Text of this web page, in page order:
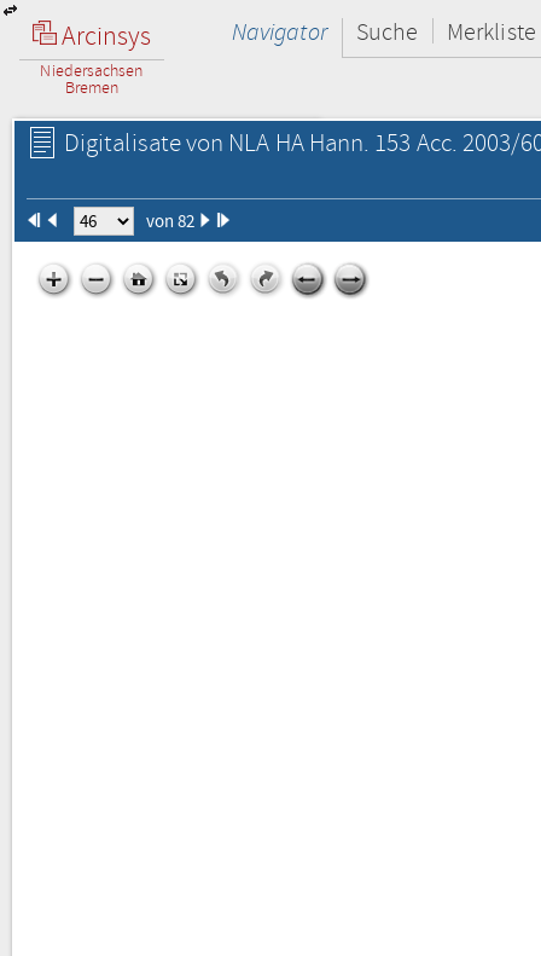
Arcinsys
Niedersachsen
Bremen
Navigator Suche Merkliste
Digitalisate von NLA HA Hann. 153 Acc. 2003/
von 82